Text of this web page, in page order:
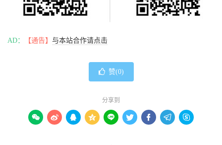
AD： 【通告】 与本站合作请点击
赞(0)
分享到
        